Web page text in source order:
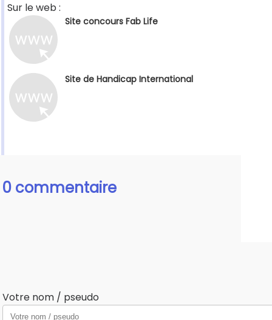
Sur le web :
Site concours Fab Life
Site de Handicap International
0 commentaire
Votre nom / pseudo